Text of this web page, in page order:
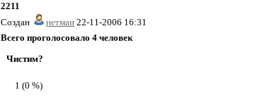
2211
Создан
нетман 22-11-2006 16:31
Всего проголосовало 4 человек
Чистим?
1 (0 %)